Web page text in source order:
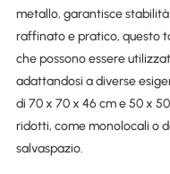
metallo, garantisce
raffinato e pratico, questo
che possono essere
adattandosi a diverse
di 70 x 70 x 46 cm e 50 x
ridotti, come monolocali o
salvaspazio.